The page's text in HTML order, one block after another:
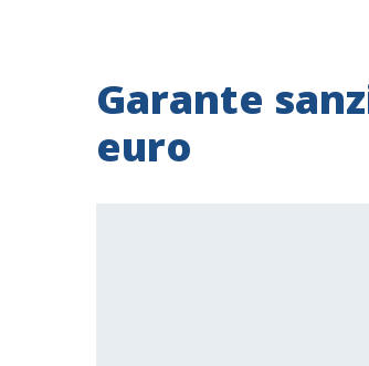
Garante
euro